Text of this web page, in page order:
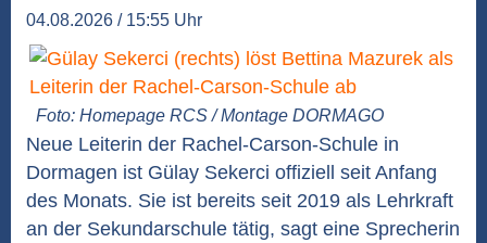
04.08.2026 / 15:55 Uhr
Foto: Homepage RCS / Montage DORMAGO
Neue Leiterin der Rachel-Carson-Schule in
Dormagen ist Gülay Sekerci offiziell seit Anfang
des Monats. Sie ist bereits seit 2019 als Lehrkraft
an der Sekundarschule tätig, sagt eine Sprecherin